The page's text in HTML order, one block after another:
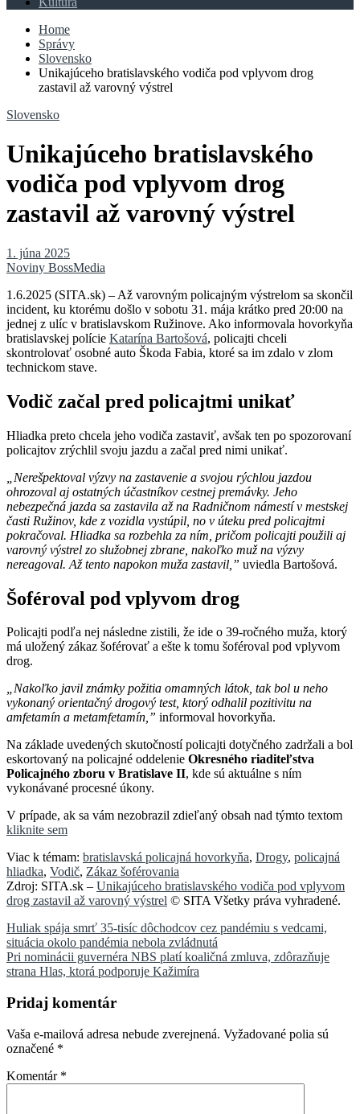
Home
Správy
Slovensko
Unikajúceho bratislavského vodiča pod vplyvom drog
zastavil až varovný výstrel
Slovensko
Unikajúceho bratislavského
vodiča pod vplyvom drog
zastavil až varovný výstrel
1. júna 2025
Noviny BossMedia
1.6.2025 (SITA.sk) – Až varovným policajným výstrelom sa skončil
incident, ku ktorému došlo v sobotu 31. mája krátko pred 20:00 na
jednej z ulíc v bratislavskom Ružinove. Ako informovala hovorkyňa
bratislavskej polície Katarína Bartošová, policajti chceli
skontrolovať osobné auto Škoda Fabia, ktoré sa im zdalo v zlom
technickom stave.
Vodič začal pred policajtmi unikať
Hliadka preto chcela jeho vodiča zastaviť, avšak ten po spozorovaní
policajtov zrýchlil svoju jazdu a začal pred nimi unikať.
„Nerešpektoval výzvy na zastavenie a svojou rýchlou jazdou
ohrozoval aj ostatných účastníkov cestnej premávky. Jeho
nebezpečná jazda sa zastavila až na Radničnom námestí v mestskej
časti Ružinov, kde z vozidla vystúpil, no v úteku pred policajtmi
pokračoval. Hliadka sa rozbehla za ním, pričom policajti použili aj
varovný výstrel zo služobnej zbrane, nakoľko muž na výzvy
nereagoval. Až tento napokon muža zastavil,” uviedla Bartošová.
Šoféroval pod vplyvom drog
Policajti podľa nej následne zistili, že ide o 39-ročného muža, ktorý
má uložený zákaz šoférovať a ešte k tomu šoféroval pod vplyvom
drog.
„Nakoľko javil známky požitia omamných látok, tak bol u neho
vykonaný orientačný drogový test, ktorý odhalil pozitivitu na
amfetamín a metamfetamín,” informoval hovorkyňa.
Na základe uvedených skutočností policajti dotyčného zadržali a bol
eskortovaný na policajné oddelenie Okresného riaditeľstva
Policajného zboru v Bratislave II, kde sú aktuálne s ním
vykonávané procesné úkony.
V prípade, ak sa vám nezobrazil zdieľaný obsah nad týmto textom
kliknite sem
Viac k témam: bratislavská policajná hovorkyňa, Drogy, policajná
hliadka, Vodič, Zákaz šoférovania
Zdroj: SITA.sk – Unikajúceho bratislavského vodiča pod vplyvom
drog zastavil až varovný výstrel © SITA Všetky práva vyhradené.
Navigácia
v
článku
Huliak spája smrť 35-tisíc dôchodcov cez pandémiu s vedcami,
situácia okolo pandémia nebola zvládnutá
Pri nominácii guvernéra NBS platí koaličná zmluva, zdôrazňuje
strana Hlas, ktorá podporuje Kažimíra
Pridaj komentár
Vaša e-mailová adresa nebude zverejnená. Vyžadované polia sú
označené *
Komentár *